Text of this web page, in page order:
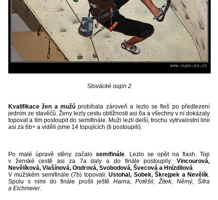
Slovácké oupn 2
Kvalifikace žen a mužů probíhala zároveň a lezlo se fleš po předlezení
jedním ze stavěčů. Ženy lezly cestu obtížnosti asi 6a a všechny v ní dokázaly
topovat a tím postoupit do semifinále. Muži lezli delší, trochu vytrvalostní linii
asi za 6b+ a viděli jsme 14 topujících (ti postoupili).
Po malé úpravě stěny začalo semifinále. Lezlo se opět na flash. Top
v ženské cestě asi za 7a daly a do finále postoupily: Vincourová,
Nevělíková, Vlašínová, Ondrová, Svobodová, Švecová a Hnízdilová.
V mužském semifinále (7b) topovali:Ustohal, Sobek, Škrejpek a Nevělík.
Spolu s nimi do finále prošli ještěHarna, Potěšil, Žítek, Němý, Šifra
a Eichmeier.